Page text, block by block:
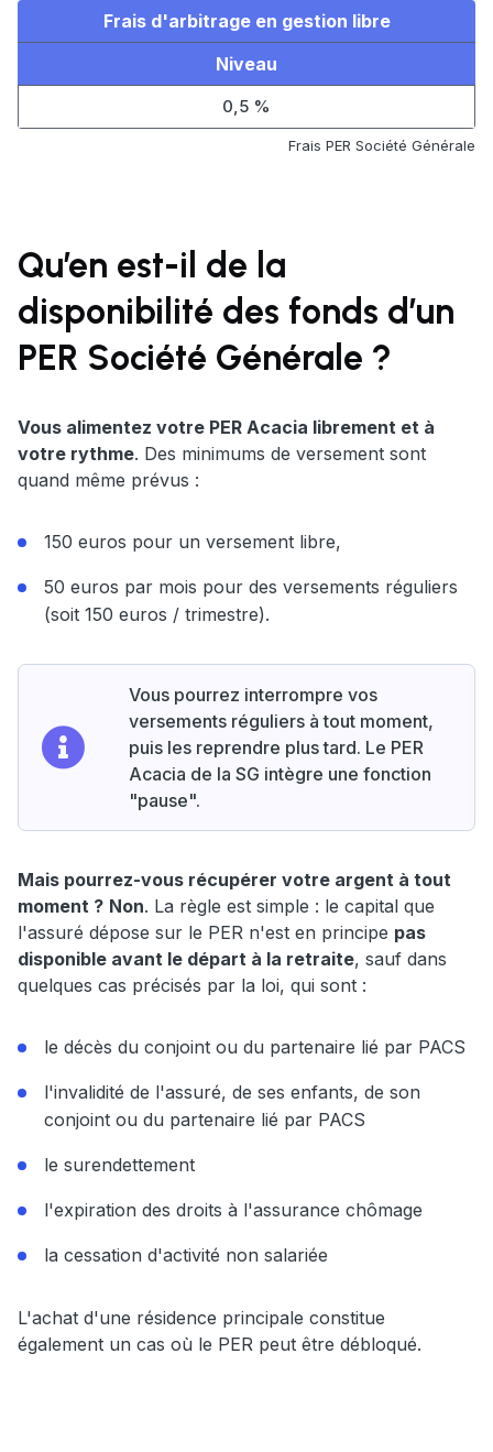
Frais d'arbitrage en gestion libre
Niveau
0,5 %
Frais PER Société Générale
Qu’en est-il de la
disponibilité des fonds d’un
PER Société Générale ?
Vous alimentez votre PER Acacia librement et à
votre rythme. Des minimums de versement sont
quand même prévus :
150 euros pour un versement libre,
50 euros par mois pour des versements réguliers
(soit 150 euros / trimestre).
Vous pourrez interrompre vos
versements réguliers à tout moment,
puis les reprendre plus tard. Le PER
Acacia de la SG intègre une fonction
"pause".
Mais pourrez-vous récupérer votre argent à tout
moment ? Non. La règle est simple : le capital que
l'assuré dépose sur le PER n'est en principe pas
disponible avant le départ à la retraite, sauf dans
quelques cas précisés par la loi, qui sont :
le décès du conjoint ou du partenaire lié par PACS
l'invalidité de l'assuré, de ses enfants, de son
conjoint ou du partenaire lié par PACS
le surendettement
l'expiration des droits à l'assurance chômage
la cessation d'activité non salariée
L'achat d'une résidence principale constitue
également un cas où le PER peut être débloqué.